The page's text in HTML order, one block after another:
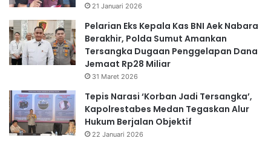
21 Januari 2026
Pelarian Eks Kepala Kas BNI Aek Nabara
Berakhir, Polda Sumut Amankan
Tersangka Dugaan Penggelapan Dana
Jemaat Rp28 Miliar
31 Maret 2026
Tepis Narasi ‘Korban Jadi Tersangka’,
Kapolrestabes Medan Tegaskan Alur
Hukum Berjalan Objektif
22 Januari 2026